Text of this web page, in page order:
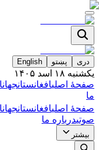
دری پښتو English
یکشنبه ۱۸ اسد ۱۴۰۵
صفحۀ اصلیافغانستانجهان
ما
صفحۀ اصلیافغانستانجهان
صوتیدرباره ما
بیشتر